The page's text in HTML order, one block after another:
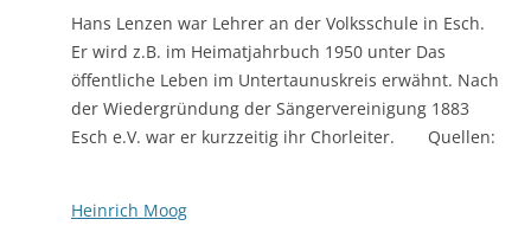
Hans Lenzen war Lehrer an der Volksschule in Esch.
Er wird z.B. im Heimatjahrbuch 1950 unter Das
öffentliche Leben im Untertaunuskreis erwähnt. Nach
der Wiedergründung der Sängervereinigung 1883
Esch e.V. war er kurzzeitig ihr Chorleiter. Quellen:
Heinrich Moog